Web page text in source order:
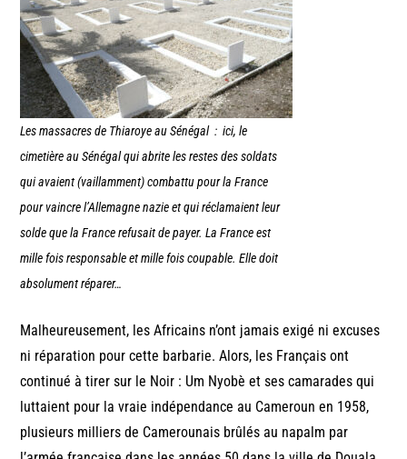
Les massacres de Thiaroye au Sénégal : ici, le
cimetière au Sénégal qui abrite les restes des soldats
qui avaient (vaillamment) combattu pour la France
pour vaincre l’Allemagne nazie et qui réclamaient leur
solde que la France refusait de payer. La France est
mille fois responsable et mille fois coupable. Elle doit
absolument réparer…
Malheureusement, les Africains n’ont jamais exigé ni excuses
ni réparation pour cette barbarie. Alors, les Français ont
continué à tirer sur le Noir : Um Nyobè et ses camarades qui
luttaient pour la vraie indépendance au Cameroun en 1958,
plusieurs milliers de Camerounais brûlés au napalm par